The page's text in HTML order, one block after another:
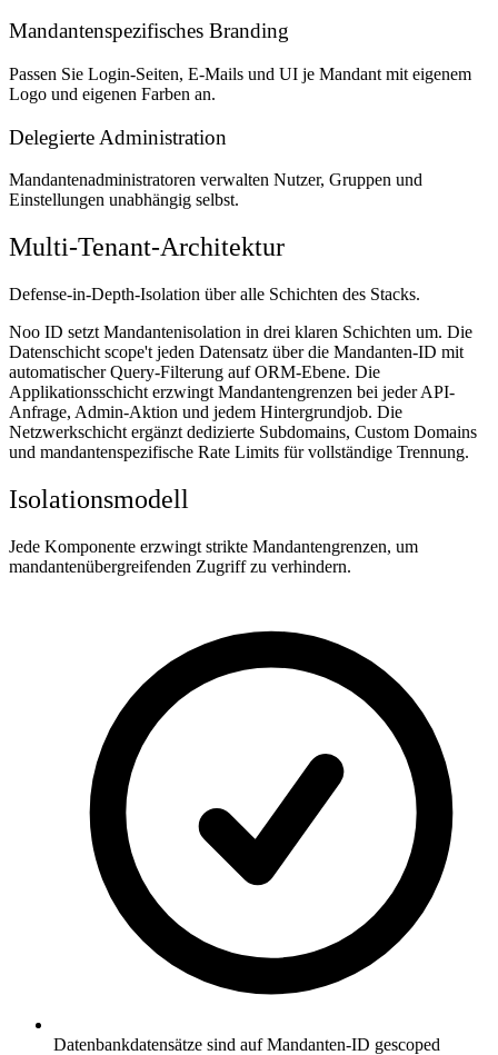
Mandantenspezifisches Branding
Passen Sie Login-Seiten, E-Mails und UI je Mandant mit eigenem
Logo und eigenen Farben an.
Delegierte Administration
Mandantenadministratoren verwalten Nutzer, Gruppen und
Einstellungen unabhängig selbst.
Multi-Tenant-Architektur
Defense-in-Depth-Isolation über alle Schichten des Stacks.
Noo ID setzt Mandantenisolation in drei klaren Schichten um. Die
Datenschicht scope't jeden Datensatz über die Mandanten-ID mit
automatischer Query-Filterung auf ORM-Ebene. Die
Applikationsschicht erzwingt Mandantengrenzen bei jeder API-
Anfrage, Admin-Aktion und jedem Hintergrundjob. Die
Netzwerkschicht ergänzt dedizierte Subdomains, Custom Domains
und mandantenspezifische Rate Limits für vollständige Trennung.
Isolationsmodell
Jede Komponente erzwingt strikte Mandantengrenzen, um
mandantenübergreifenden Zugriff zu verhindern.
Datenbankdatensätze sind auf Mandanten-ID gescoped